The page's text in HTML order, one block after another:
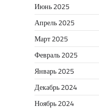
Июнь 2025
Апрель 2025
Март 2025
Февраль 2025
Январь 2025
Декабрь 2024
Ноябрь 2024